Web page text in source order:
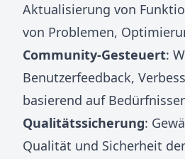
Aktualisierung von
von Problemen,
Community-Gesteuert:
Benutzerfeedback,
basierend auf
Qualitätssicherung:
Qualität und Sicherheit